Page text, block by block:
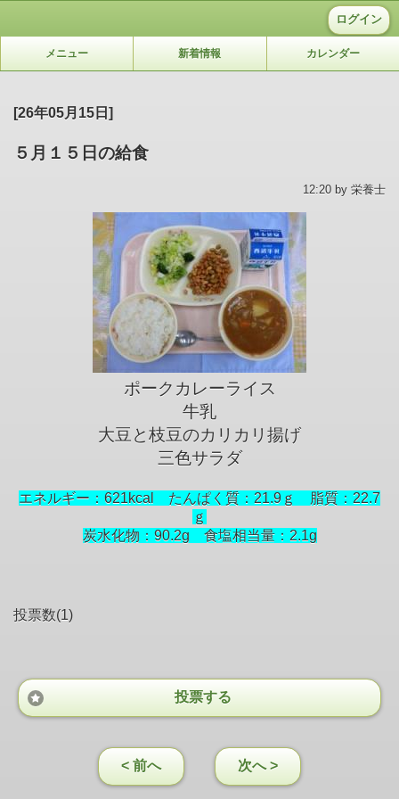
ログイン
メニュー 新着情報 カレンダー
[26年05月15日]
５月１５日の給食
12:20 by 栄養士
ポークカレーライス
牛乳
大豆と枝豆のカリカリ揚げ
三色サラダ
エネルギー：621kcal たんぱく質：21.9ｇ 脂質：22.7
ｇ
炭水化物：90.2g 食塩相当量：2.1g
投票数(1)
投票する
< 前へ 次へ >